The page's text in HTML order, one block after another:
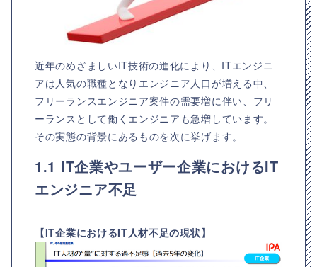
近年のめざましいIT技術の進化により、ITエンジニ
アは人気の職種となりエンジニア人口が増える中、
フリーランスエンジニア案件の需要増に伴い、フリ
ーランスとして働くエンジニアも急増しています。
その実態の背景にあるものを次に挙げます。
1.1 IT企業やユーザー企業におけるIT
エンジニア不足
【IT企業におけるIT人材不足の現状】